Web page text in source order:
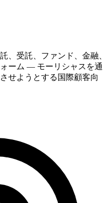
、受託、ファンド、金融、
ーム — モーリシャスを通
せようとする国際顧客向